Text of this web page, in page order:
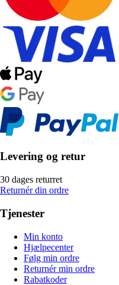
Levering og retur
30 dages returret
Returnér din ordre
Tjenester
Min konto
Hjælpecenter
Følg min ordre
Returnér min ordre
Rabatkoder